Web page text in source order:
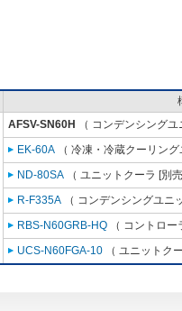
AFSV-SN60H （ コンデンシングユ
EK-60A （ 冷凍・冷蔵クーリン
ND-80SA （ ユニットクーラ [別
R-F335A （ コンデンシングユニ
RBS-N60GRB-HQ （ コントロー
UCS-N60FGA-10 （ ユニットク